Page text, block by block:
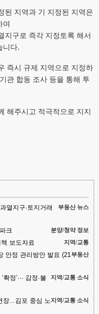
된 지역과 기 지정된 지역은
여
지구로 즉각 지정토록 해서
니다.
즉시 규제 지역으로 지정하
관 합동 조사 등을 통해 투
해주시고 적극적으로 지지
부동산 뉴스
열지구·토지거래
분양/청약 정보
크
지역/교통
보도자료
부동산
안정 관리방안 발표 (21
지역/교통 소식
정’··· 감정·불
지역/교통 소식
장...김포 중심 노